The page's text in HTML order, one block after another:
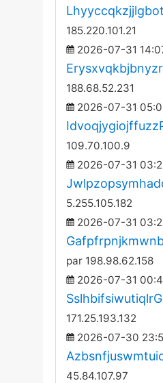
185.220.101.21
2026-07-31
188.68.52.231
2026-07-31
109.70.100.9
2026-07-31
5.255.105.182
2026-07-31
par 198.98.62.158
2026-07-31
SslhbifsiwutiqlrG
171.25.193.132
2026-07-30
45.84.107.97